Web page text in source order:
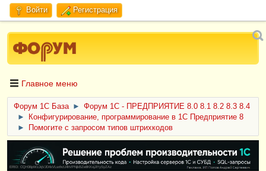
Войти Регистрация
Главное меню
Форум 1C База ►
Форум 1С - ПРЕДПРИЯТИЕ 8.0 8.1 8.2 8.3 8.4
►
Конфигурирование, программирование в 1С Предприятие 8
►
Помогите с запросом типов штрихкодов
ERID: CQH36pWzJqVJD4xVLsnhcU4hVPNjkBZe8KKxjJiYySyZAz